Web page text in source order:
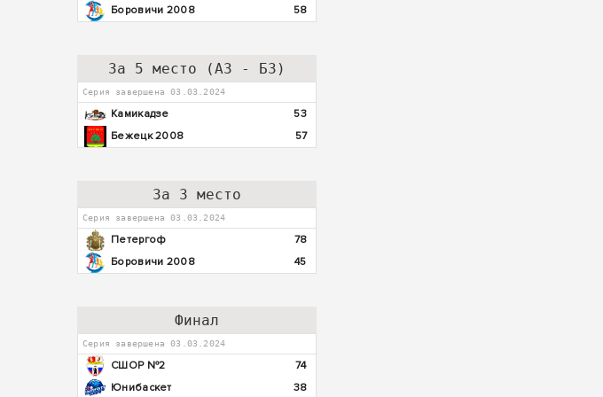
Боровичи 2008
58
За 5 место (А3 - Б3)
Серия завершена 03.03.2024
Камикадзе
53
Бежецк 2008
57
За 3 место
Серия завершена 03.03.2024
Петергоф
78
Боровичи 2008
45
Финал
Серия завершена 03.03.2024
СШОР №2
74
Юнибаскет
38